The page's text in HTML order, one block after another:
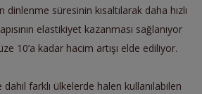
süresinin kısaltılarak daha hızlı
elastikiyet kazanması sağlanıyor
10’a kadar hacim artışı elde ediliyor.
dahil farklı ülkelerde halen kullanılabilen